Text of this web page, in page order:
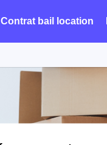
Contrat bail location